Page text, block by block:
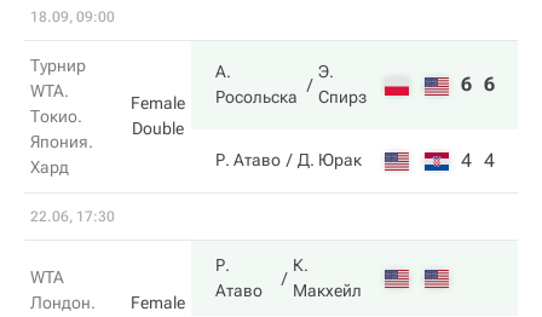
18.09, 09:00
Турнир
WTA.
Токио.
Япония.
Хард
Female
Double
А.
Росольска
Э.
Спирз
6 6
Р. Атаво Д. Юрак 4 4
22.06, 17:30
WTA
Лондон.
Female
Р.
Атаво
К.
Макхейл